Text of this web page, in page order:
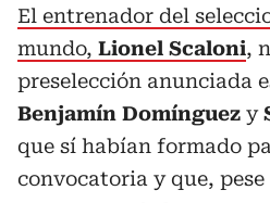
El entrenador del
mundo, Lionel Scaloni,
preselección anunciada
Benjamín Domínguez y
que sí habían formado
convocatoria y que,